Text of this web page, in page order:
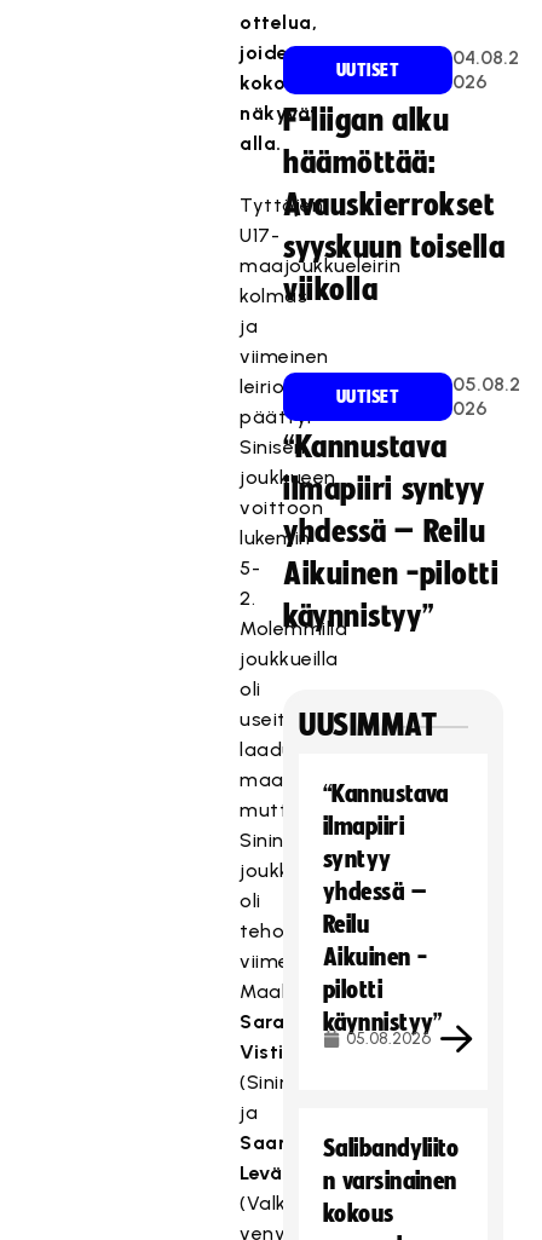
ottelua,
joiden
kokoonpanot
näkyvät
alla.
Tyttöjen
U17-
maajoukkueleirin
kolmas
ja
viimeinen
leiriottelu
päättyi
Sinisen
joukkueen
voittoon
lukemin
5-
2.
Molemmilla
joukkueilla
oli
useita
laadukkaita
maalintekopaikkoja,
mutta
Sininen
joukkue
oli
tehokkaampi
viimeistelyssä.
Maalivahdit
Sara
Vistiaho
(Sininen)
ja
Saara
Levänaho
(Valkoinen)
venyivät
UUTISET
04.08.2
026
F-liigan alku
häämöttää:
Avauskierrokset
syyskuun toisella
viikolla
UUTISET
05.08.2
026
“Kannustava
ilmapiiri syntyy
yhdessä – Reilu
Aikuinen -pilotti
käynnistyy”
UUSIMMAT
“Kannustava
ilmapiiri
syntyy
yhdessä –
Reilu
Aikuinen -
pilotti
käynnistyy”
05.08.2026
Salibandyliito
n varsinainen
kokous